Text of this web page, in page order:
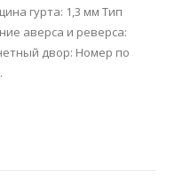
гурта: 1,3 мм Тип
аверса и реверса:
двор: Номер по